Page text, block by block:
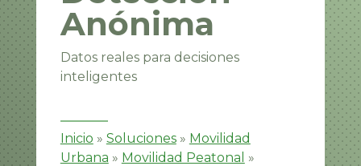
Anónima
Datos reales para decisiones
inteligentes
Inicio » Soluciones» Movilidad
Urbana » Movilidad Peatonal »